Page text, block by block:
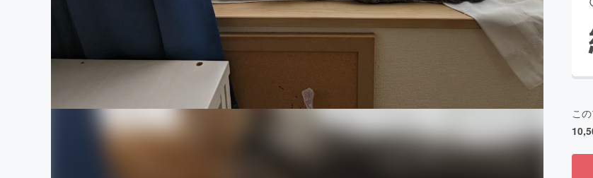
CAMPFIRE for Social GoodCAMPFIRE Creation
CAMPFIREふるさと納税machi-yaコミュニティ
こ